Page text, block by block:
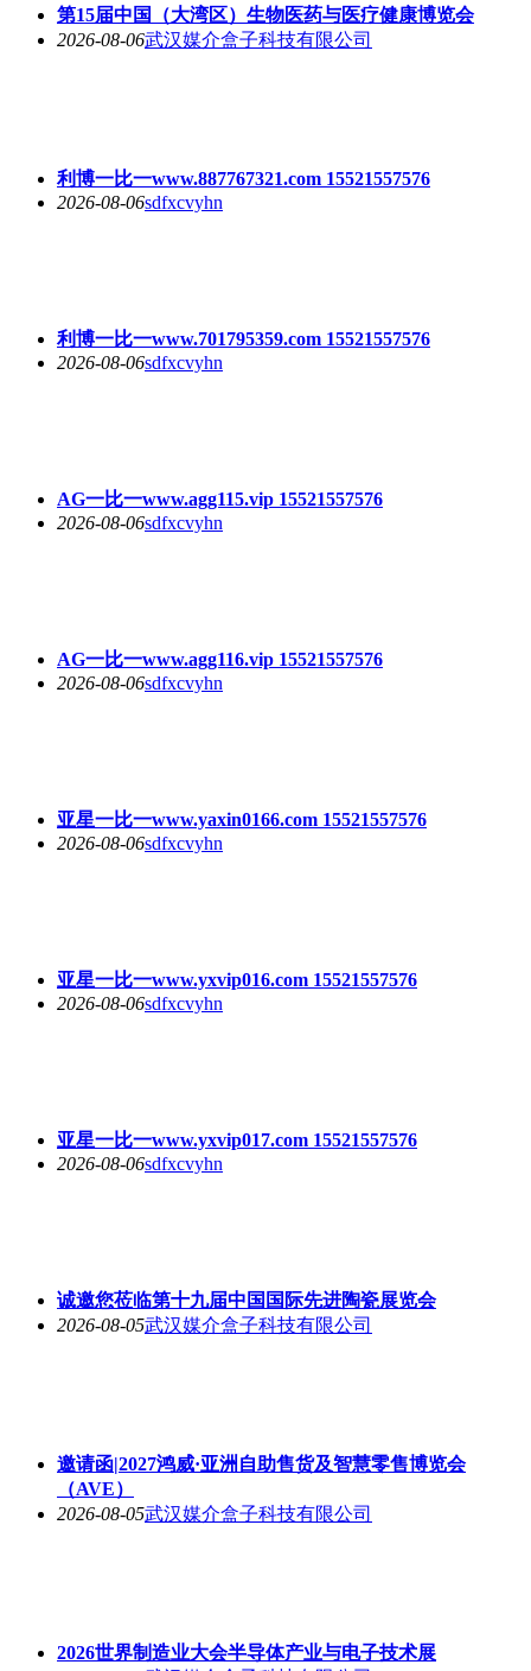
第15届中国（大湾区）生物医药与医疗健康博览会
2026-08-06武汉媒介盒子科技有限公司
利博一比一www.887767321.com 15521557576
2026-08-06sdfxcvyhn
利博一比一www.701795359.com 15521557576
2026-08-06sdfxcvyhn
AG一比一www.agg115.vip 15521557576
2026-08-06sdfxcvyhn
AG一比一www.agg116.vip 15521557576
2026-08-06sdfxcvyhn
亚星一比一www.yaxin0166.com 15521557576
2026-08-06sdfxcvyhn
亚星一比一www.yxvip016.com 15521557576
2026-08-06sdfxcvyhn
亚星一比一www.yxvip017.com 15521557576
2026-08-06sdfxcvyhn
诚邀您莅临第十九届中国国际先进陶瓷展览会
2026-08-05武汉媒介盒子科技有限公司
邀请函|2027鸿威·亚洲自助售货及智慧零售博览会
（AVE）
2026-08-05武汉媒介盒子科技有限公司
2026世界制造业大会半导体产业与电子技术展